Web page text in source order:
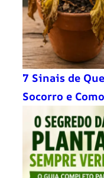
7 Sinais de
Socorro e